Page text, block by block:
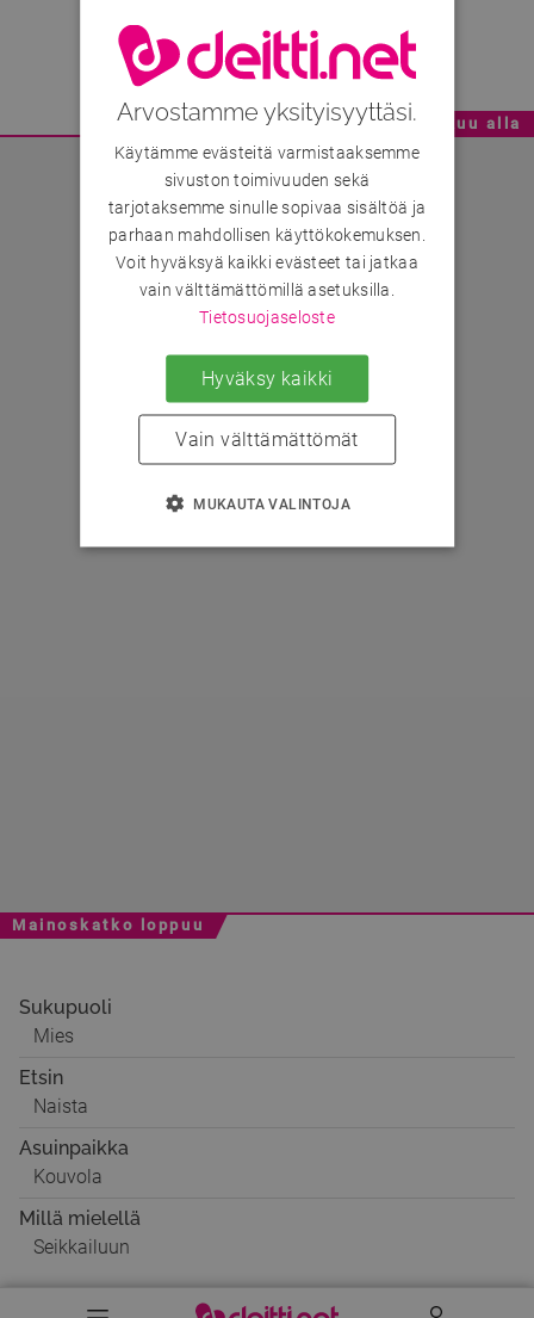
Jupperi 79 , 47v
Mainoskatko - Sisältö jatkuu alla
Mainoskatko loppuu
Sukupuoli
Mies
Etsin
Naista
Asuinpaikka
Kouvola
Millä mielellä
Seikkailuun
Arvostamme yksityisyyttäsi.
Käytämme evästeitä varmistaaksemme
sivuston toimivuuden sekä
tarjotaksemme sinulle sopivaa sisältöä ja
parhaan mahdollisen käyttökokemuksen.
Voit hyväksyä kaikki evästeet tai jatkaa
vain välttämättömillä asetuksilla.
Tietosuojaseloste
Hyväksy kaikki
Vain välttämättömät
MUKAUTA VALINTOJA